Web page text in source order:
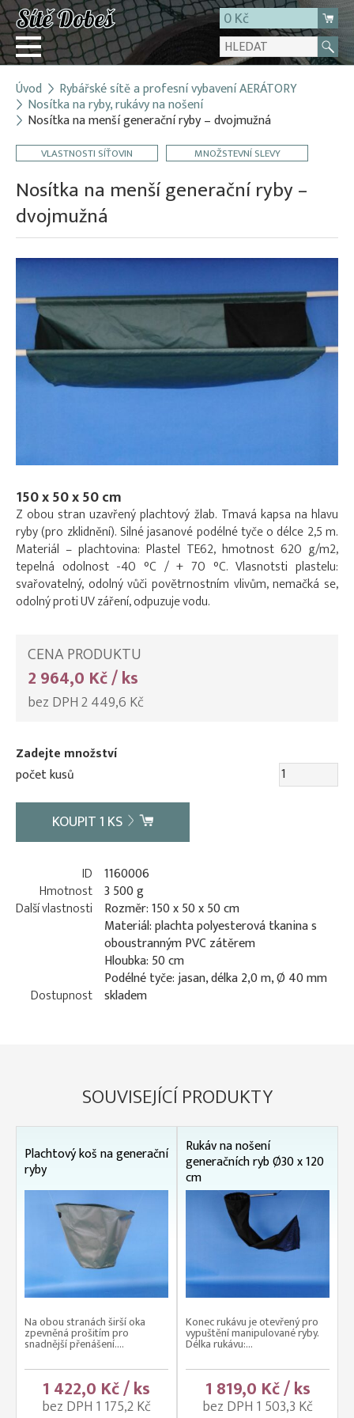
0 Kč
Přihlásit
Registrace
E-shop
O firmě
Kontakt
Úvod Rybářské sítě a profesní vybavení AERÁTORY
Nosítka na ryby, rukávy na nošení
Nosítka na menší generační ryby – dvojmužná
VLASTNOSTI SÍŤOVIN MNOŽSTEVNÍ SLEVY
Nosítka na menší generační ryby –
dvojmužná
150 x 50 x 50 cm
Z obou stran uzavřený plachtový žlab. Tmavá kapsa na hlavu
ryby (pro zklidnění). Silné jasanové podélné tyče o délce 2,5 m.
Materiál – plachtovina: Plastel TE62, hmotnost 620 g/m2,
tepelná odolnost -40 °C / + 70 °C. Vlasnotsti plastelu:
svařovatelný, odolný vůči povětrnostním vlivům, nemačká se,
odolný proti UV záření, odpuzuje vodu.
CENA PRODUKTU
2 964,0 Kč / ks
bez DPH 2 449,6 Kč
Zadejte množství
počet kusů
KOUPIT1 KS
ID 1160006
Hmotnost 3 500 g
Další vlastnosti
Rozměr: 150 x 50 x 50 cm
Materiál: plachta polyesterová tkanina s
oboustranným PVC zátěrem
Hloubka: 50 cm
Podélné tyče: jasan, délka 2,0 m, Ø 40 mm
Dostupnost skladem
SOUVISEJÍCÍ PRODUKTY
Plachtový koš na generační
ryby
Na obou stranách širší oka
zpevněná prošitím pro
snadnější přenášení....
1 422,0 Kč / ks
bez DPH 1 175,2 Kč
Rukáv na nošení
generačních ryb Ø30 x 120
cm
Konec rukávu je otevřený pro
vypuštění manipulované ryby.
Délka rukávu:...
1 819,0 Kč / ks
bez DPH 1 503,3 Kč